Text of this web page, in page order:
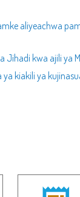
aliyeachwa
Jihadi kwa ajili ya
ya kiakili ya